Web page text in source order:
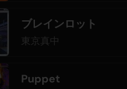
ブレインロット
東京真中
Puppet